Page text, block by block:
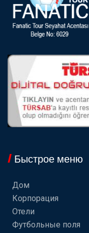
Быстрое меню
Дом
Корпорация
Отели
Футбольные поля